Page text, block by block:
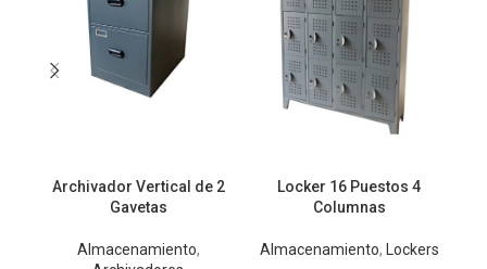
Archivador Vertical de 2
Gavetas
Almacenamiento,
Locker 16 Puestos 4
Columnas
Almacenamiento, Lockers